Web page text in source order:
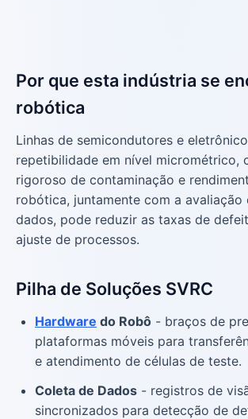
Por que esta indústria se
robótica
Linhas de semicondutores e
repetibilidade em nível micrométrico,
rigoroso de contaminação e
robótica, juntamente com a avaliação
dados, pode reduzir as taxas de
ajuste de processos.
Pilha de Soluções SVRC
Hardware do Robô - braços de
plataformas móveis para
e atendimento de células de teste.
Coleta de Dados - registros de
sincronizados para detecção de